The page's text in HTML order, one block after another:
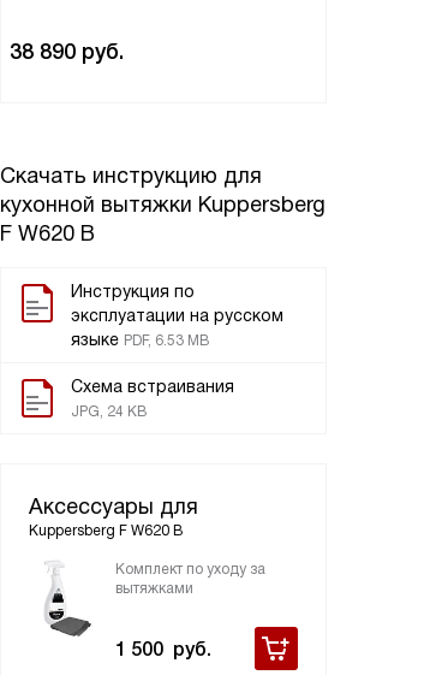
38 890 руб.
Скачать инструкцию для
кухонной вытяжки Kuppersberg
F W620 B
Инструкция по
эксплуатации на русском
языке PDF, 6.53 MB
Схема встраивания
JPG, 24 KB
Аксессуары для
Kuppersberg F W620 B
Комплект по уходу за
вытяжками
1 500 руб.